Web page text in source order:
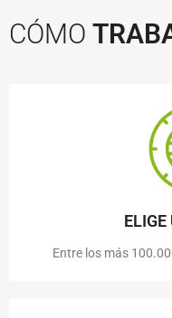
CÓMO
Entre los más